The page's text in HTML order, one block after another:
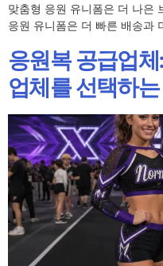
맞춤형 응원 유니폼은 더 나은
응원 유니폼은 더 빠른 배송과
응원복 공급업
업체를 선택하